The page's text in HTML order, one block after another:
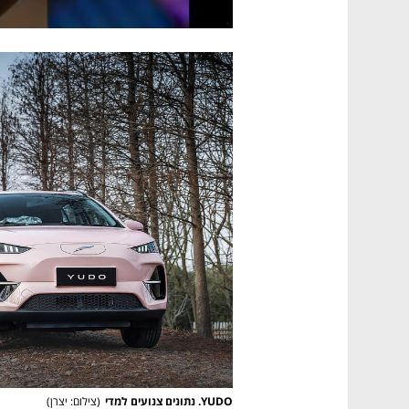
YUDO. נתונים צנועים למדי (צילום: יצרן)